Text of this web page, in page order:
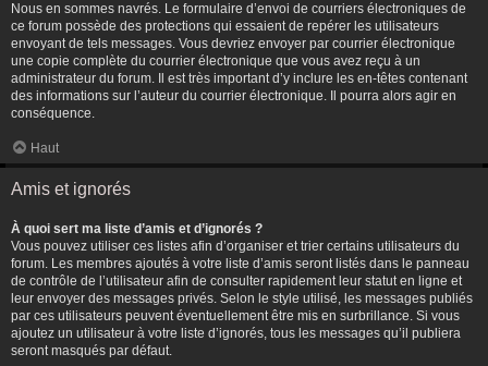
Nous en sommes navrés. Le formulaire d’envoi de courriers électroniques de
ce forum possède des protections qui essaient de repérer les utilisateurs
envoyant de tels messages. Vous devriez envoyer par courrier électronique
une copie complète du courrier électronique que vous avez reçu à un
administrateur du forum. Il est très important d’y inclure les en-têtes contenant
des informations sur l’auteur du courrier électronique. Il pourra alors agir en
conséquence.
Haut
Amis et ignorés
À quoi sert ma liste d’amis et d’ignorés ?
Vous pouvez utiliser ces listes afin d’organiser et trier certains utilisateurs du
forum. Les membres ajoutés à votre liste d’amis seront listés dans le panneau
de contrôle de l’utilisateur afin de consulter rapidement leur statut en ligne et
leur envoyer des messages privés. Selon le style utilisé, les messages publiés
par ces utilisateurs peuvent éventuellement être mis en surbrillance. Si vous
ajoutez un utilisateur à votre liste d’ignorés, tous les messages qu’il publiera
seront masqués par défaut.